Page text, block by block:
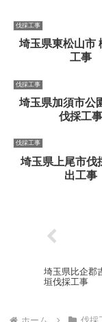
伐採工事
埼玉県東松山市
工事
伐採工事
埼玉県加須市公
伐採工事
伐採工事
埼玉県上尾市伐
出工事
埼玉県比企郡
垣伐採工事